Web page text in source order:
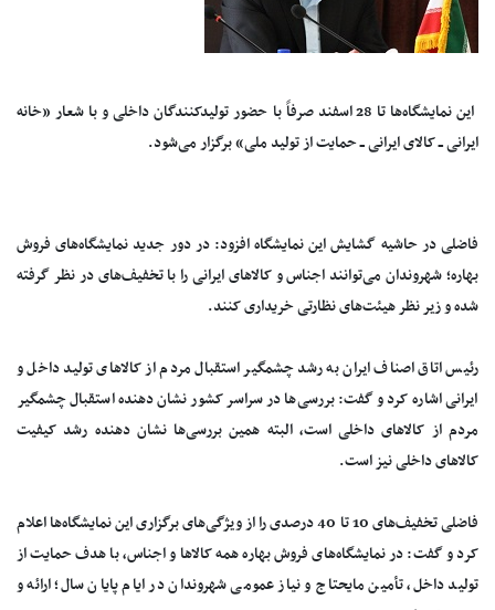
این نمایشگاه‌ها تا 28 اسفند صرفاً با حضور تولیدکنندگان داخلی و با شعار «خانه
ایرانی ــ کالای ایرانی ــ حمایت از تولید ملی» برگزار می‌شود.
فاضلی در حاشیه گشایش این نمایشگاه افزود: در دور جدید نمایشگاه‌های فروش
بهاره؛ شهروندان می‌توانند اجناس و کالاهای ایرانی را با تخفیف‌های در نظر گرفته
شده و زیر نظر هیئت‌های نظارتی خریداری کنند.
رئیس اتاق اصناف ایران به رشد چشمگیر استقبال مردم از کالاهای تولید داخل و
ایرانی اشاره کرد و گفت: بررسی‌ها در سراسر کشور نشان دهنده استقبال چشمگیر
مردم از کالاهای داخلی است، البته همین بررسی‌ها نشان دهنده رشد کیفیت
کالاهای داخلی نیز است.
فاضلی تخفیف‌های 10 تا 40 درصدی را از ویژگی‌های برگزاری این نمایشگاه‌ها اعلام
کرد و گفت: در نمایشگاه‌های فروش بهاره همه کالاها و اجناس، با هدف حمایت از
تولید داخل، تأمین مایحتاج و نیاز عمومی شهروندان در ایام پایان سال؛ ارائه و